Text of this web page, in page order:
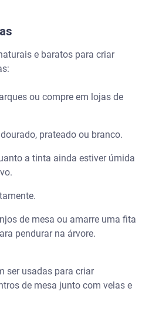
e baratos para criar
ou compre em lojas de
prateado ou branco.
a tinta ainda estiver úmida
de mesa ou amarre uma fita
pendurar na árvore.
ser usadas para criar
de mesa junto com velas e